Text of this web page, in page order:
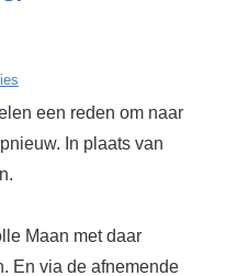
een reden om naar
In plaats van
Maan met daar
En via de afnemende